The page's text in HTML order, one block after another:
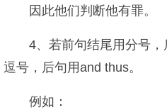
因此他们判断他有罪。
4、若前句结尾用分号
逗号，后句用and thus。
例如：